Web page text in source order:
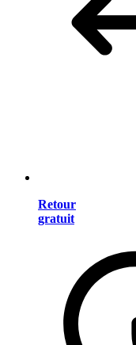
Retour
gratuit